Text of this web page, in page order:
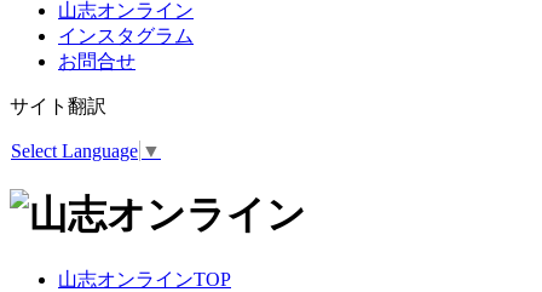
山志オンライン
インスタグラム
お問合せ
サイト翻訳
Select Language ▼
山志オンラインTOP